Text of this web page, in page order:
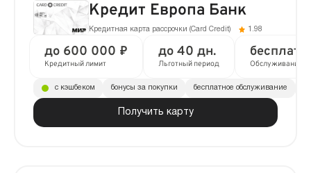
Кредит Европа Банк
Кредитная карта рассрочки (Сard Сredit) 1.98
до 600 000 ₽
Кредитный лимит
до 40 дн.
Льготный период Обслуживание
Получить карту
с кэшбеком бонусы за покупки бесплатное обслуживание